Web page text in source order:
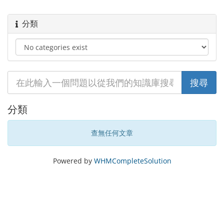
分類
分類
查無任何文章
Powered by WHMCompleteSolution